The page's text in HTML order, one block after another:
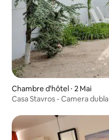
Chambre d'hôtel ⋅ 2 Mai
Casa Stavros - Camera dubla